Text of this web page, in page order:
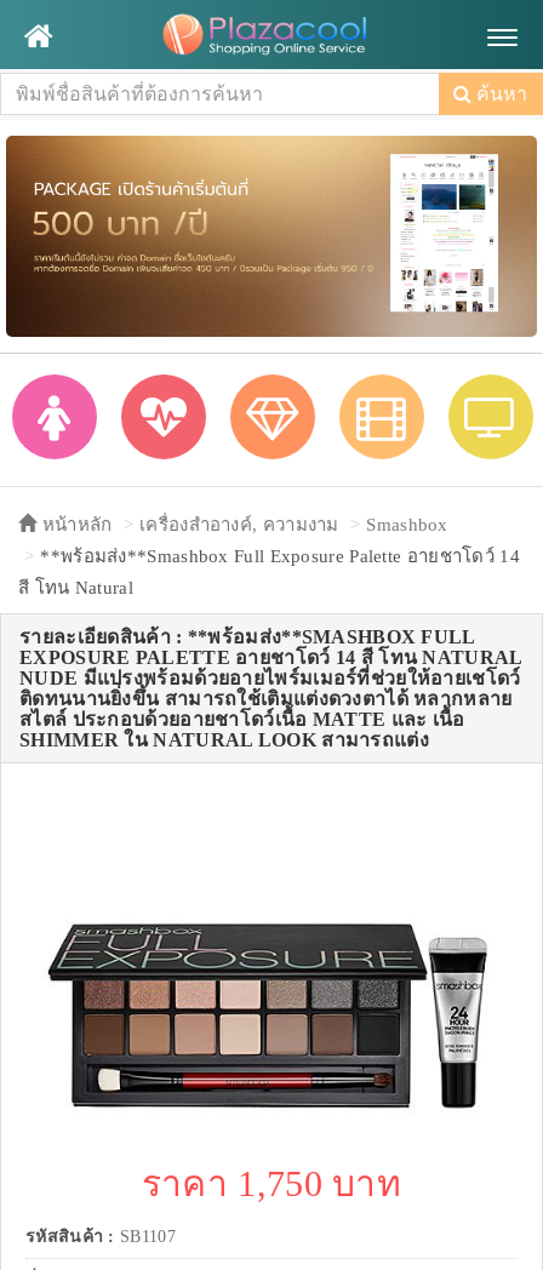
ค้นหา
หน้าหลัก เครื่องสำอางค์, ความงาม
Smashbox
**พร้อมส่ง**Smashbox Full Exposure Palette อายชาโดว์ 14
สี โทน Natural
รายละเอียดสินค้า : **พร้อมส่ง**SMASHBOX FULL
EXPOSURE PALETTE อายชาโดว์ 14 สี โทน NATURAL
NUDE มีแปรงพร้อมด้วยอายไพร์มเมอร์ที่ช่วยให้อายเชโดว์
ติดทนนานยิ่งขึ้น สามารถใช้เติมแต่งดวงตาได้ หลากหลาย
สไตล์ ประกอบด้วยอายชาโดว์เนื้อ MATTE และ เนื้อ
SHIMMER ใน NATURAL LOOK สามารถแต่ง
ราคา 1,750 บาท
รหัสสินค้า : SB1107